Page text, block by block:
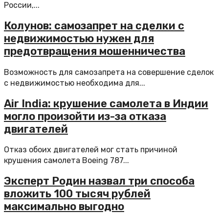
России,...
Колунов: самозапрет на сделки с
недвижимостью нужен для
предотвращения мошенничества
Возможность для самозапрета на совершение сделок
с недвижимостью необходима для...
Air India: крушение самолета в Индии
могло произойти из-за отказа
двигателей
Отказ обоих двигателей мог стать причиной
крушения самолета Boeing 787...
Эксперт Родин назвал три способа
вложить 100 тысяч рублей
максимально выгодно